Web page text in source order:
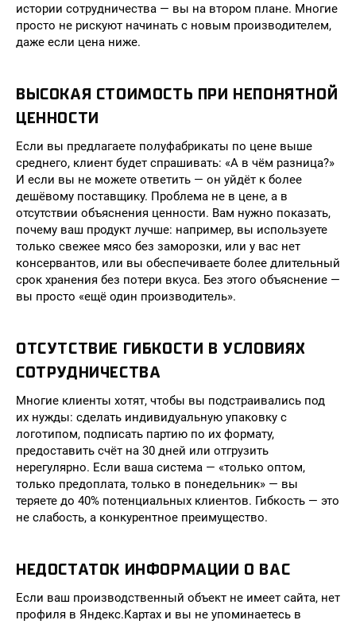
истории сотрудничества — вы на втором плане. Многие
просто не рискуют начинать с новым производителем,
даже если цена ниже.
ВЫСОКАЯ СТОИМОСТЬ ПРИ НЕПОНЯТНОЙ
ЦЕННОСТИ
Если вы предлагаете полуфабрикаты по цене выше
среднего, клиент будет спрашивать: «А в чём разница?»
И если вы не можете ответить — он уйдёт к более
дешёвому поставщику. Проблема не в цене, а в
отсутствии объяснения ценности. Вам нужно показать,
почему ваш продукт лучше: например, вы используете
только свежее мясо без заморозки, или у вас нет
консервантов, или вы обеспечиваете более длительный
срок хранения без потери вкуса. Без этого объяснение —
вы просто «ещё один производитель».
ОТСУТСТВИЕ ГИБКОСТИ В УСЛОВИЯХ
СОТРУДНИЧЕСТВА
Многие клиенты хотят, чтобы вы подстраивались под
их нужды: сделать индивидуальную упаковку с
логотипом, подписать партию по их формату,
предоставить счёт на 30 дней или отгрузить
нерегулярно. Если ваша система — «только оптом,
только предоплата, только в понедельник» — вы
теряете до 40% потенциальных клиентов. Гибкость — это
не слабость, а конкурентное преимущество.
НЕДОСТАТОК ИНФОРМАЦИИ О ВАС
Если ваш производственный объект не имеет сайта, нет
профиля в Яндекс.Картах и вы не упоминаетесь в